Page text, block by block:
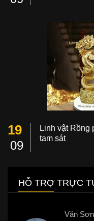
19
09
Linh vật Rồng
tam sát
HỖ TRỢ TRỰC
Văn